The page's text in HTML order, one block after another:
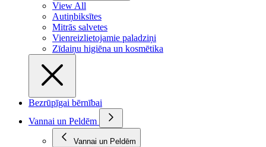
View All
Autiņbiksītes
Mitrās salvetes
Vienreizlietojamie paladziņi
Zīdaiņu higiēna un kosmētika
Bezrūpīgai bērnībai
Vannai un Peldēm
Vannai un Peldēm